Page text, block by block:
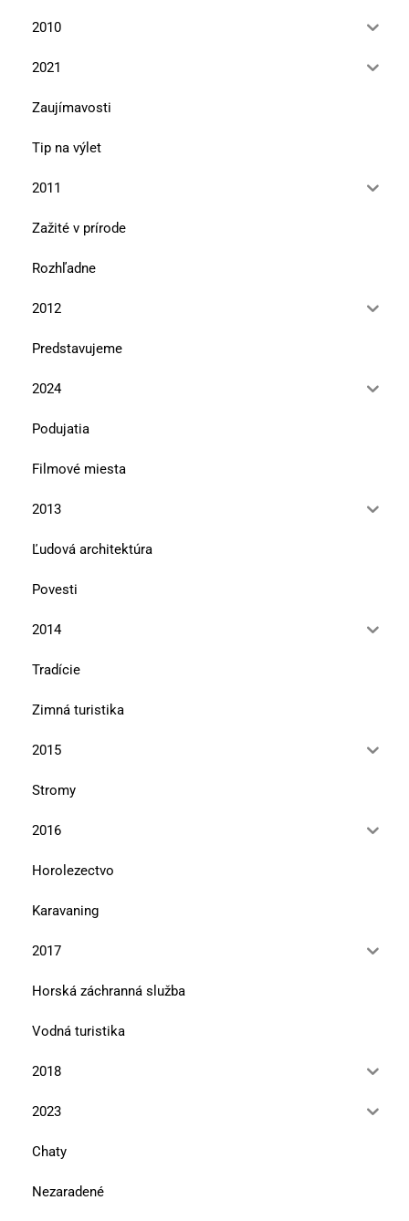
2010
2021
Zaujímavosti
Tip na výlet
2011
Zažité v prírode
Rozhľadne
2012
Predstavujeme
2024
Podujatia
Filmové miesta
2013
Ľudová architektúra
Povesti
2014
Tradície
Zimná turistika
2015
Stromy
2016
Horolezectvo
Karavaning
2017
Horská záchranná služba
Vodná turistika
2018
2023
Chaty
Nezaradené